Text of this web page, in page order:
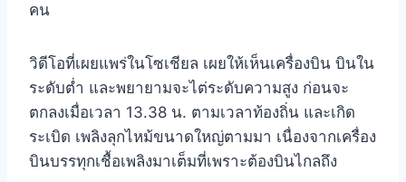
คน
วิดีโอที่เผยแพร่ในโซเชียล เผยให้เห็นเครื่องบิน บินใน
ระดับต่ำ และพยายามจะไต่ระดับความสูง ก่อนจะ
ตกลงเมื่อเวลา 13.38 น. ตามเวลาท้องถิ่น และเกิด
ระเบิด เพลิงลุกไหม้ขนาดใหญ่ตามมา เนื่องจากเครื่อง
บินบรรทุกเชื้อเพลิงมาเต็มที่เพราะต้องบินไกลถึง